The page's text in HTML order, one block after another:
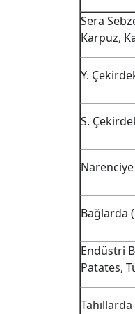
Sera
Karpuz,
Y.
S.
Bağlarda
Endüstri
Patates,